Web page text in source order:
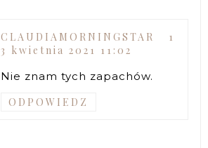
CLAUDIAMORNINGSTAR
1
3 kwietnia 2021 11:02
Nie znam tych zapachów.
ODPOWIEDZ